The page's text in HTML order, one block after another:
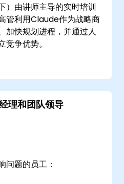
）由讲师主导的实时培训
管利用Claude作为战略商
加快规划进程，并通过人
争优势。
理和团队领导
问题的员工：